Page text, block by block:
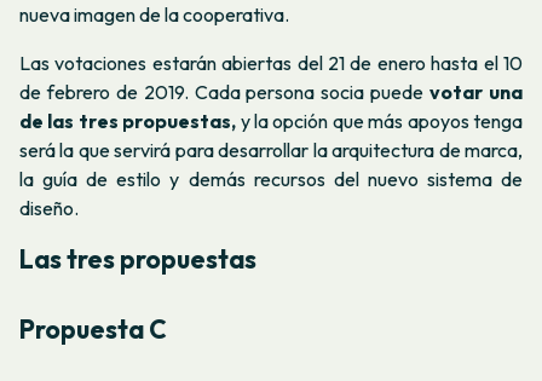
nueva imagen de la cooperativa.
Las votaciones estarán abiertas del 21 de enero hasta el 10
de febrero de 2019. Cada persona socia puedevotar una
de las tres propuestas, y la opción que más apoyos tenga
será la que servirá para desarrollar la arquitectura de marca,
la guía de estilo y demás recursos del nuevo sistema de
diseño.
Las tres propuestas
Propuesta C